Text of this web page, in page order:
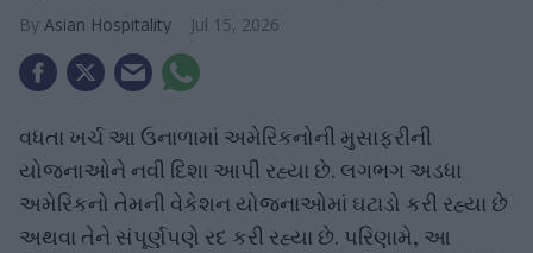
Asian Hospitality Jul 15, 2026
વધતા ખર્ચ આ ઉનાળામાં અમેરિકનોની મુસાફરીની
યોજનાઓને નવી દિશા આપી રહ્યા છે. લગભગ અડધા
અમેરિકનો તેમની વેકેશન યોજનાઓમાં ઘટાડો કરી રહ્યા છે
અથવા તેને સંપૂર્ણપણે રદ કરી રહ્યા છે. પરિણામે, આ